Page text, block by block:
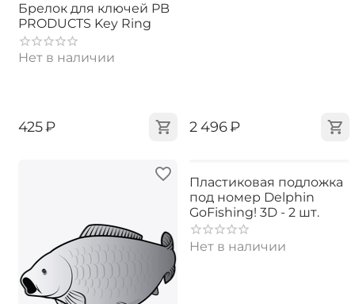
Брелок для ключей PB
PRODUCTS Key Ring
Нет в наличии
‍425‍₽ ‍2 496‍₽
Пластиковая подложка
под номер Delphin
GoFishing! 3D - 2 шт.
Нет в наличии